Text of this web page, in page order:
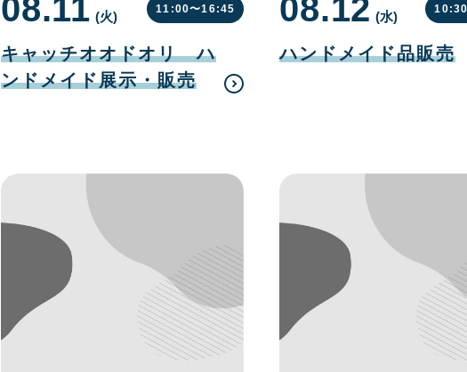
キャッチオオドオリ ハ
ンドメイド展示・販売
08.11
月
11
日
(火曜
)
11:00〜16:45
ハンドメイド品販売
08.12
月
12
(水曜
)